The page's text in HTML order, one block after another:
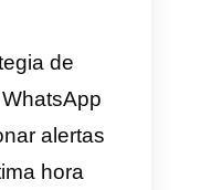
la agencia
una